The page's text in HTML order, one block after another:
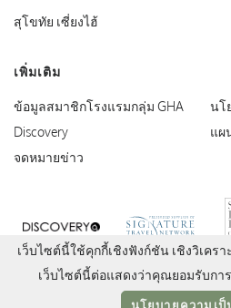
เว็บไซต์นี้ใช้คุกกี้เชิงฟังก์ชัน เชิงวิเคร
เว็บไซต์นี้ต่อแสดงว่าคุณยอมรับการ
สุโขทัย เซี่ยงไฮ้
เพิ่มเติม
ข้อมูลสมาชิกโรงแรมกลุ่ม GHA
Discovery
จดหมายข่าว
นโ
แผ
GHA Discovery